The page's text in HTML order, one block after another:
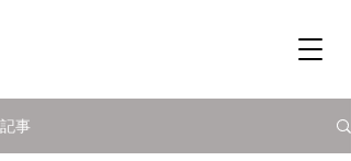
記事